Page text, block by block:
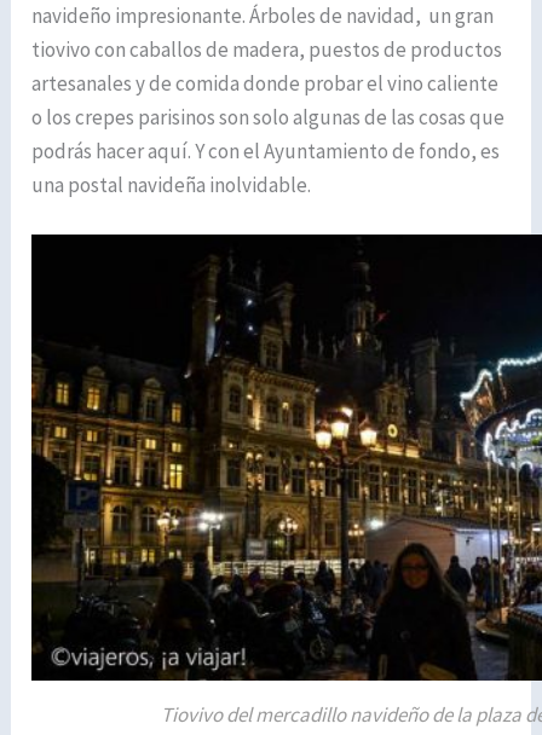
navideño impresionante. Árboles de navidad, un gran
tiovivo con caballos de madera, puestos de productos
artesanales y de comida donde probar el vino caliente
o los crepes parisinos son solo algunas de las cosas que
podrás hacer aquí. Y con el Ayuntamiento de fondo, es
una postal navideña inolvidable.
Tiovivo del mercadillo navideño de la plaza